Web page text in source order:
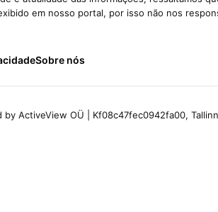
em nosso portal, por isso não nos
Sobre nós
ActiveView OÜ | Kf08c47fec0942fa00,